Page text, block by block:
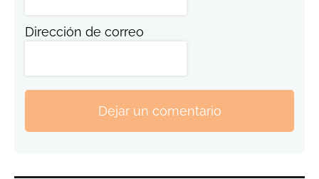
Dirección de correo
Dejar un comentario